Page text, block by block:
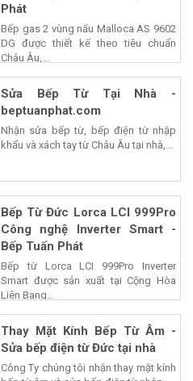
Phát
Bếp gas 2 vùng nấu Malloca AS 9602
DG được thiết kế theo tiêu chuẩn
Châu Âu,...
Sửa Bếp Từ Tại Nhà -
beptuanphat.com
Nhận sửa bếp từ, bếp điện từ nhập
khẩu và xách tay từ Châu Âu tại nhà,...
Bếp Từ Đức Lorca LCI 999Pro
Công nghệ Inverter Smart -
Bếp Tuấn Phát
Bếp từ Lorca LCI 999Pro Inverter
Smart được sản xuất tại Cộng Hòa
Liên Bang...
Thay Mặt Kính Bếp Từ Âm -
Sửa bếp điện từ Đức tại nhà
Công Ty chúng tôi nhận thay mặt kính